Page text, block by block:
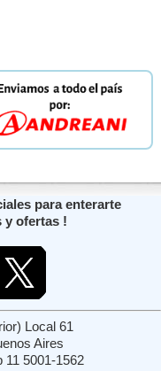
para enterarte
y ofertas !
Local 61
Aires
11 5001-1562